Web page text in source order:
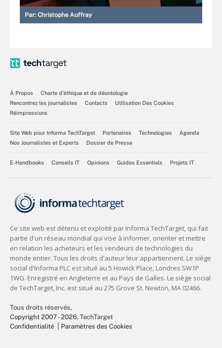
Par: Christophe Auffray
À Propos
Charte d’éthique et de déontologie
Rencontrez les journalistes
Contacts
Utilisation Des Cookies
Réimpressions
Site Web pour Informa TechTarget Partenaires Technologies
Agenda
Nos Journalistes et Experts
Dossier de Presse
E-Handbooks Conseils IT Opinions Guides Essentiels Projets IT
Tous droits réservés,
Copyright 2007 - 2026, TechTarget
Confidentialité
Paramètres des Cookies